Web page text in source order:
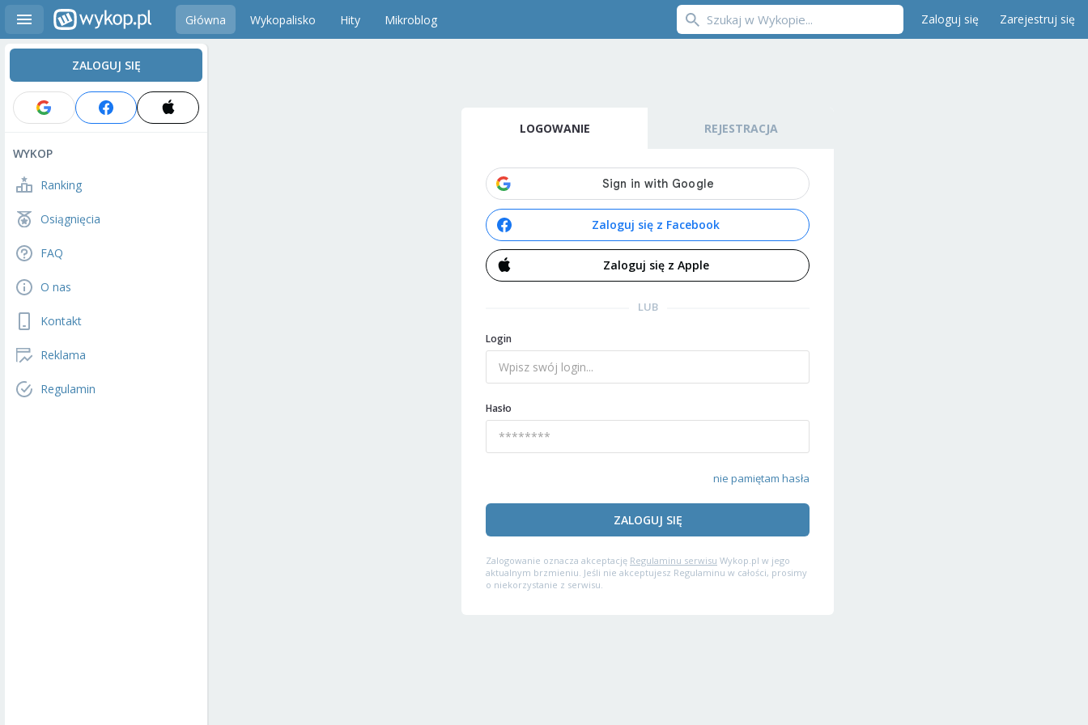
Główna Wykopalisko Hity Mikroblog Zaloguj się Zarejestruj się
ZALOGUJ SIĘ
WYKOP
Ranking
Osiągnięcia
FAQ
O nas
Kontakt
Reklama
Regulamin
LOGOWANIE REJESTRACJA
Zaloguj się z Facebook
Zaloguj się z Apple
LUB
Login
Hasło
nie pamiętam hasła
ZALOGUJ SIĘ
Zalogowanie oznacza akceptację Regulaminu serwisu Wykop.pl w jego
aktualnym brzmieniu. Jeśli nie akceptujesz Regulaminu w całości, prosimy
o niekorzystanie z serwisu.